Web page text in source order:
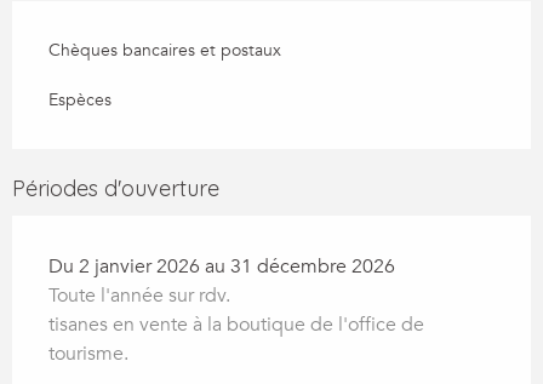
Chèques bancaires et postaux
Espèces
Périodes d'ouverture
Du 2 janvier 2026 au 31 décembre 2026
Toute l'année sur rdv.
tisanes en vente à la boutique de l'office de
tourisme.